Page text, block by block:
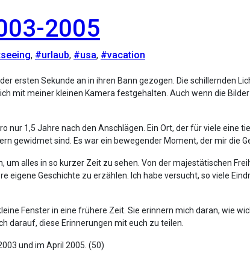
2005
, #urlaub, #usa, #vacation
mit meiner kleinen Kamera festgehalten. Auch wenn die
nur 1,5 Jahre nach den Anschlägen. Ein Ort, der für viele eine
gewidmet sind. Es war ein bewegender Moment, der mir die
um alles in so kurzer Zeit zu sehen. Von der majestätischen
eigene Geschichte zu erzählen. Ich habe versucht, so viele
Fenster in eine frühere Zeit. Sie erinnern mich daran, wie
darauf, diese Erinnerungen mit euch zu teilen.
und im April 2005. (50)